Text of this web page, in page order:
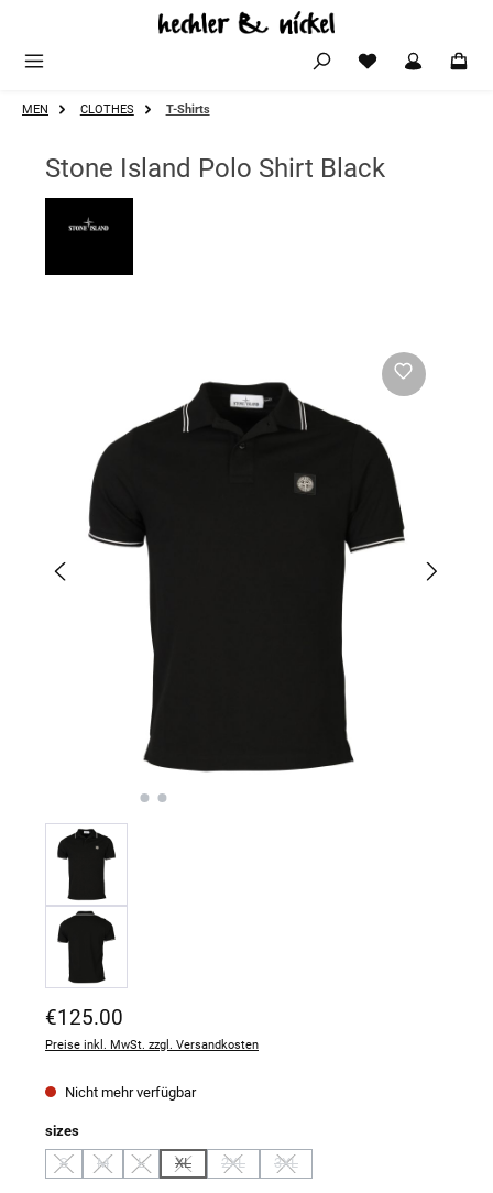
Zum Hauptinhalt springen
MEN CLOTHES T-Shirts
Stone Island Polo Shirt Black
Regulärer Preis:
€125.00
Preise inkl. MwSt. zzgl. Versandkosten
Nicht mehr verfügbar
sizesauswählen
S
(Diese Option ist zurzeit nicht verfügbar.)
M
(Diese Option ist zurzeit nicht verfügbar.)
L
(Diese Option ist zurzeit nicht verfügbar.)
XL
(Diese Option ist zurzeit nicht verfügbar.)
2XL
(Diese Option ist zurzeit nicht verfügbar.)
3XL
(Diese Option ist zurzeit nicht